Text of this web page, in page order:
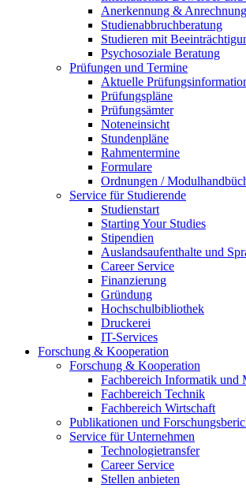
Anerkennung & Anrechnung
Studienabbruchberatung
Studieren mit
Psychosoziale Beratung
Prüfungen und Termine
Aktuelle
Prüfungspläne
Prüfungsämter
Noteneinsicht
Stundenpläne
Rahmentermine
Formulare
Ordnungen /
Service für Studierende
Studienstart
Starting Your Studies
Stipendien
Auslandsaufenthalte und
Career Service
Finanzierung
Gründung
Hochschulbibliothek
Druckerei
IT-Services
Forschung & Kooperation
Forschung & Kooperation
Fachbereich Informatik und
Fachbereich Technik
Fachbereich Wirtschaft
Publikationen und
Service für Unternehmen
Technologietransfer
Career Service
Stellen anbieten